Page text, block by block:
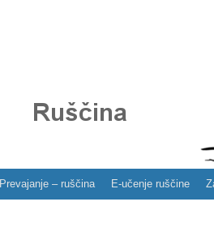
Prevajanje – ruščina E-učenje ruščine